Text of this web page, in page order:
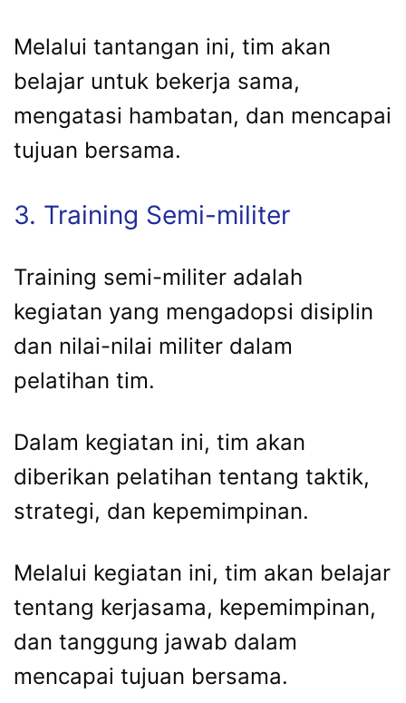
Melalui tantangan ini, tim akan
belajar untuk bekerja sama,
mengatasi hambatan, dan mencapai
tujuan bersama.
3. Training Semi-militer
Training semi-militer adalah
kegiatan yang mengadopsi disiplin
dan nilai-nilai militer dalam
pelatihan tim.
Dalam kegiatan ini, tim akan
diberikan pelatihan tentang taktik,
strategi, dan kepemimpinan.
Melalui kegiatan ini, tim akan belajar
tentang kerjasama, kepemimpinan,
dan tanggung jawab dalam
mencapai tujuan bersama.